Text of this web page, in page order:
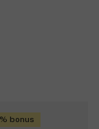
bonus